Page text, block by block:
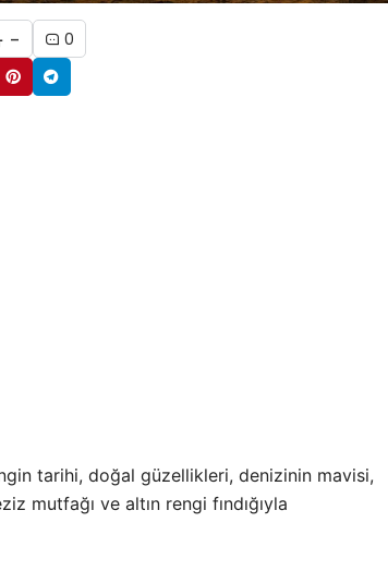
- 0
tarihi, doğal güzellikleri, denizinin mavisi,
mutfağı ve altın rengi fındığıyla